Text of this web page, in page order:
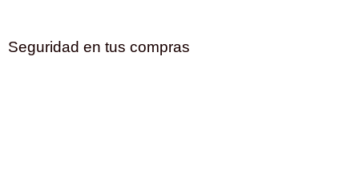
Seguridad en tus compras